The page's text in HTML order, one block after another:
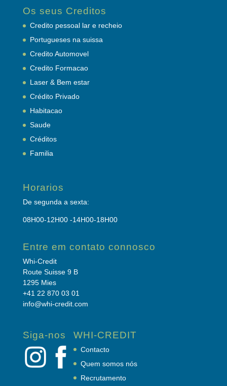
Os seus Creditos
Credito pessoal lar e recheio
Portugueses na suissa
Credito Automovel
Credito Formacao
Laser & Bem estar
Crédito Privado
Habitacao
Saude
Créditos
Familia
Horarios
De segunda a sexta:
08H00-12H00 -14H00-18H00
Entre em contato connosco
Whi-Credit
Route Suisse 9 B
1295 Mies
+41 22 870 03 01
info@whi-credit.com
Siga-nos WHI-CREDIT
Contacto
Quem somos nós
Recrutamento